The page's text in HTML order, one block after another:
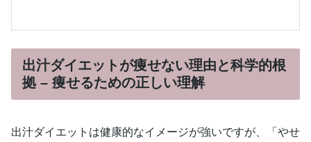
出汁ダイエットが痩せない理由と科学的根
拠 – 痩せるための正しい理解
出汁ダイエットは健康的なイメージが強いですが、「やせ